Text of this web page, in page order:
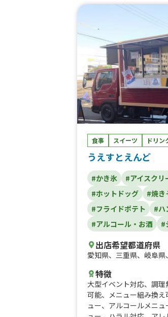
ド、カモ串、極太 チー
ス、フランクフルト、フ
プス
食事 スイーツ ドリン
うえすとえんど
#かき氷
#アイスクリ
#ホットドッグ
#焼き
#フライドポテト
#ハ
#アルコール・お酒
#
出店希望都道府県
愛知県、 三重県、 岐阜県、
特徴
大型イベント対応、 調理
可能、 メニュー組み換え
ュー、 アルコールメニュ